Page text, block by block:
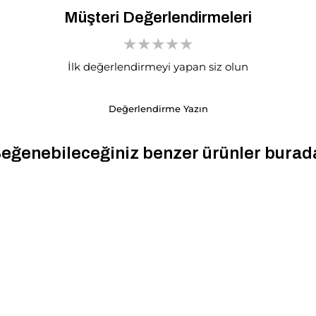
Müşteri Değerlendirmeleri
İlk değerlendirmeyi yapan siz olun
Değerlendirme Yazın
benzer ürünler